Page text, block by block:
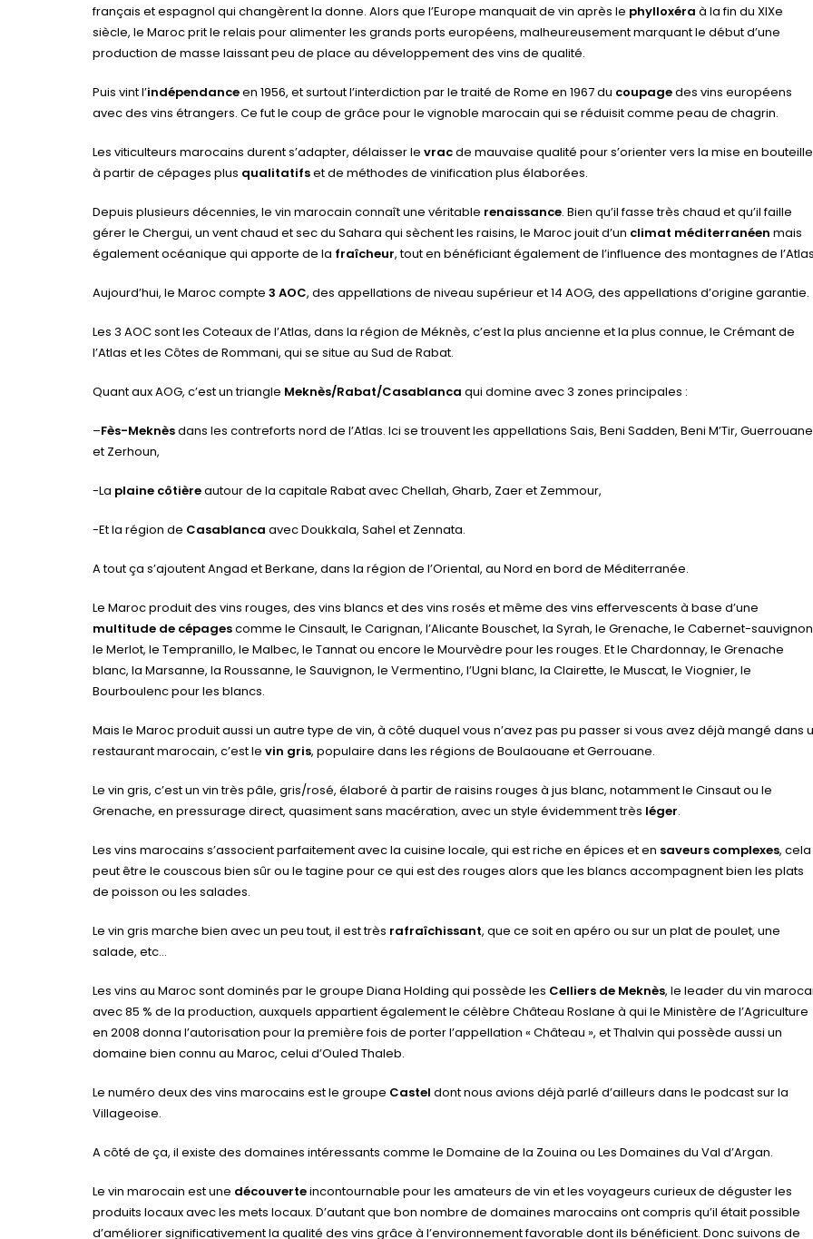
français et espagnol qui changèrent la donne. Alors que l’Europe manquait de vin après le phylloxéra à la fin du XIXe
siècle, le Maroc prit le relais pour alimenter les grands ports européens, malheureusement marquant le début d’une
production de masse laissant peu de place au développement des vins de qualité.
Puis vint l’indépendanceen 1956, et surtout l’interdiction par le traité de Rome en 1967 du coupagedes vins européens
avec des vins étrangers. Ce fut le coup de grâce pour le vignoble marocain qui se réduisit comme peau de chagrin.
Les viticulteurs marocains durent s’adapter, délaisser le vracde mauvaise qualité pour s’orienter vers la mise en bouteille
à partir de cépages plus qualitatifset de méthodes de vinification plus élaborées.
Depuis plusieurs décennies, le vin marocain connaît une véritable renaissance. Bien qu’il fasse très chaud et qu’il faille
gérer le Chergui, un vent chaud et sec du Sahara qui sèchent les raisins, le Maroc jouit d’un climat méditerranéen mais
également océanique qui apporte de la fraîcheur, tout en bénéficiant également de l’influence des montagnes de
Aujourd’hui, le Maroc compte 3 AOC, des appellations de niveau supérieur et 14 AOG, des appellations d’origine garantie.
Les 3 AOC sont les Coteaux de l’Atlas, dans la région de Méknès, c’est la plus ancienne et la plus connue, le Crémant de
l’Atlas et les Côtes de Rommani, qui se situe au Sud de Rabat.
Quant aux AOG, c’est un triangle Meknès/Rabat/Casablanca qui domine avec 3 zones principales :
–Fès-Meknèsdans les contreforts nord de l’Atlas. Ici se trouvent les appellations Sais, Beni Sadden, Beni M’Tir, Guerrouane
et Zerhoun,
-La plaine côtièreautour de la capitale Rabat avec Chellah, Gharb, Zaer et Zemmour,
-Et la région de Casablanca avec Doukkala, Sahel et Zennata.
A tout ça s’ajoutent Angad et Berkane, dans la région de l’Oriental, au Nord en bord de Méditerranée.
Le Maroc produit des vins rouges, des vins blancs et des vins rosés et même des vins effervescents à base d’une
multitude de cépagescomme le Cinsault, le Carignan, l’Alicante Bouschet, la Syrah, le Grenache, le Cabernet-
le Merlot, le Tempranillo, le Malbec, le Tannat ou encore le Mourvèdre pour les rouges. Et le Chardonnay, le Grenache
blanc, la Marsanne, la Roussanne, le Sauvignon, le Vermentino, l’Ugni blanc, la Clairette, le Muscat, le Viognier, le
Bourboulenc pour les blancs.
Mais le Maroc produit aussi un autre type de vin, à côté duquel vous n’avez pas pu passer si vous avez déjà mangé dans
restaurant marocain, c’est le vin gris, populaire dans les régions de Boulaouane et Gerrouane.
Le vin gris, c’est un vin très pâle, gris/rosé, élaboré à partir de raisins rouges à jus blanc, notamment le Cinsaut ou le
Grenache, en pressurage direct, quasiment sans macération, avec un style évidemment très léger.
Les vins marocains s’associent parfaitement avec la cuisine locale, qui est riche en épices et en saveurs complexes, cela
peut être le couscous bien sûr ou le tagine pour ce qui est des rouges alors que les blancs accompagnent bien les plats
de poisson ou les salades.
Le vin gris marche bien avec un peu tout, il est très rafraîchissant, que ce soit en apéro ou sur un plat de poulet, une
salade, etc…
Les vins au Maroc sont dominés par le groupe Diana Holding qui possède les Celliers de Meknès, le leader du vin
avec 85 % de la production, auxquels appartient également le célèbre Château Roslane à qui le Ministère de l’Agriculture
en 2008 donna l’autorisation pour la première fois de porter l’appellation « Château », et Thalvin qui possède aussi un
domaine bien connu au Maroc, celui d’Ouled Thaleb.
Le numéro deux des vins marocains est le groupe Castel dont nous avions déjà parlé d’ailleurs dans le podcast sur la
Villageoise.
A côté de ça, il existe des domaines intéressants comme le Domaine de la Zouina ou Les Domaines du Val d’Argan.
Le vin marocain est une découverteincontournable pour les amateurs de vin et les voyageurs curieux de déguster les
produits locaux avec les mets locaux. D’autant que bon nombre de domaines marocains ont compris qu’il était possible
d’améliorer significativement la qualité des vins grâce à l’environnement favorable dont ils bénéficient. Donc suivons de